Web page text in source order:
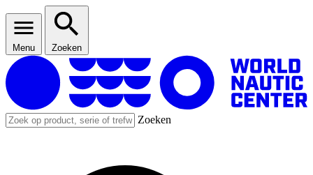
Menu Zoeken
Zoeken